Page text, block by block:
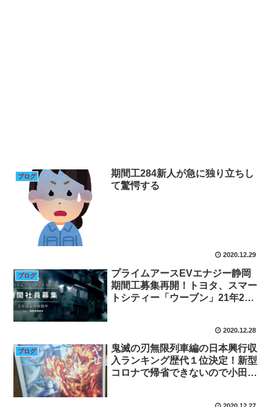
ブログ
期間工284新人が急に独り立ちし
て驚愕する
2020.12.29
ブログ
プライムアースEVエナジー静岡
期間工募集再開！トヨタ、スマー
トシティー「ウーブン」21年2月
2020.12.28
ブログ
鬼滅の刃無限列車編の日本興行収
入ランキング歴代１位決定！新型
コロナで帰省できないので小田原
2020.12.27